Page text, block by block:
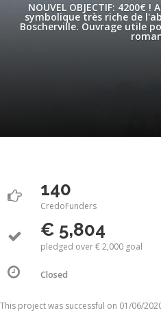
NOUVEL OBJECTIF: 4200€
symbolique très riche de
Boscherville. Ouvrage utile
140
CredoFunders
€ 5,804
pledged over € 2,000 goal
Closed
This project was successful on 01/06/